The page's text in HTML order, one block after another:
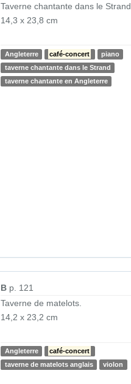
Taverne chantante dans le Strand.
14,3 x 23,8 cm
Angleterre café-concert
piano
taverne chantante dans le Strand
taverne chantante en Angleterre
B p. 121
Taverne de matelots.
14,2 x 23,2 cm
Angleterre
café-concert
taverne de matelots anglais
violon